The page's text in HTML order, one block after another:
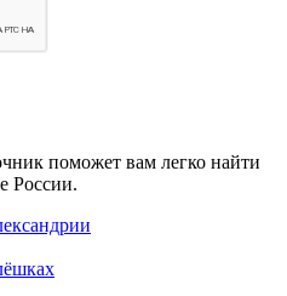
поможет вам легко найти
России.